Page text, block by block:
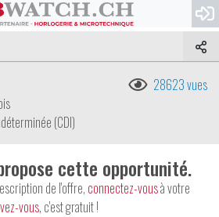
(CDI)
28623 vues
cette opportunité.
de l'offre, connectez-vousà votre
vous, c'est gratuit !